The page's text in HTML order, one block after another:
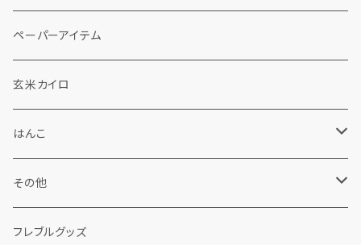
春夏秋冬
フレブル手ぬぐい
その他
手ぬぐい鯉口シャツ
くらげ帽子
くらげ帽子
チューリップハット
バッグ
Tシャツ
ペーパーアイテム
玄米カイロ
はんこ
佐渡はんこ
フレブルはんこ
その他
わら細工
フレブルグッズ